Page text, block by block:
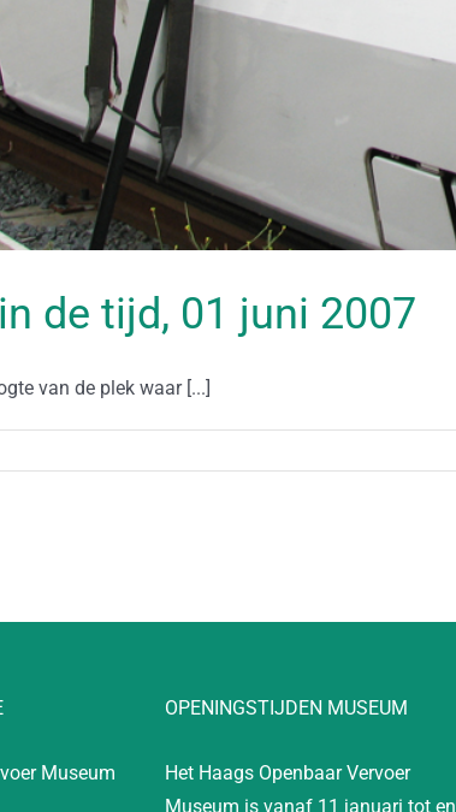
de tijd, 01 juni 2007
van de plek waar [...]
Museum
OPENINGSTIJDEN MUSEUM
Het Haags Openbaar Vervoer
Museum is vanaf 11 januari tot en